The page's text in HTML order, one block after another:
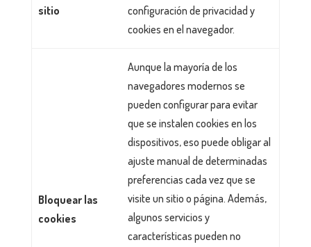
sitio
configuración de privacidad y
cookies en el navegador.
Bloquear las
cookies
Aunque la mayoría de los
navegadores modernos se
pueden configurar para evitar
que se instalen cookies en los
dispositivos, eso puede obligar al
ajuste manual de determinadas
preferencias cada vez que se
visite un sitio o página. Además,
algunos servicios y
características pueden no